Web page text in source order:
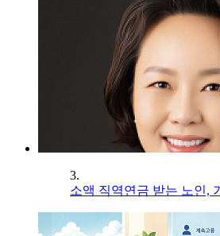
3.
소액 직역연금 받는 노인,